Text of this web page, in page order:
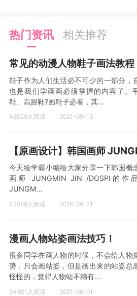
热门资讯 相关推荐
常见的动漫人物鞋子画法教
鞋子作为人们生活必不可少的一部分，
也是我们学画画必须掌握的内容了。
鞋、高跟鞋?画鞋子必看，其...
46529人阅读 2021-09-13
今天绘学霸小编给大家分享一下韩国概
画师 JUNGMIN JIN /DOSPI的作
JUNGM...
42058人阅读 2016-06-21
漫画人物站姿画法技巧！
很多同学在画人物的时候，不会给人物
势，只会画站姿，但是画出来的站姿总
怪怪的，觉得人物站不稳有...
34801人阅读 2021-06-01